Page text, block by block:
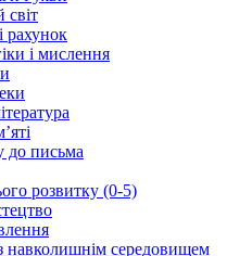
світ
рахунок
і мислення
до письма
розвитку (0-5)
навколишнім середовищем